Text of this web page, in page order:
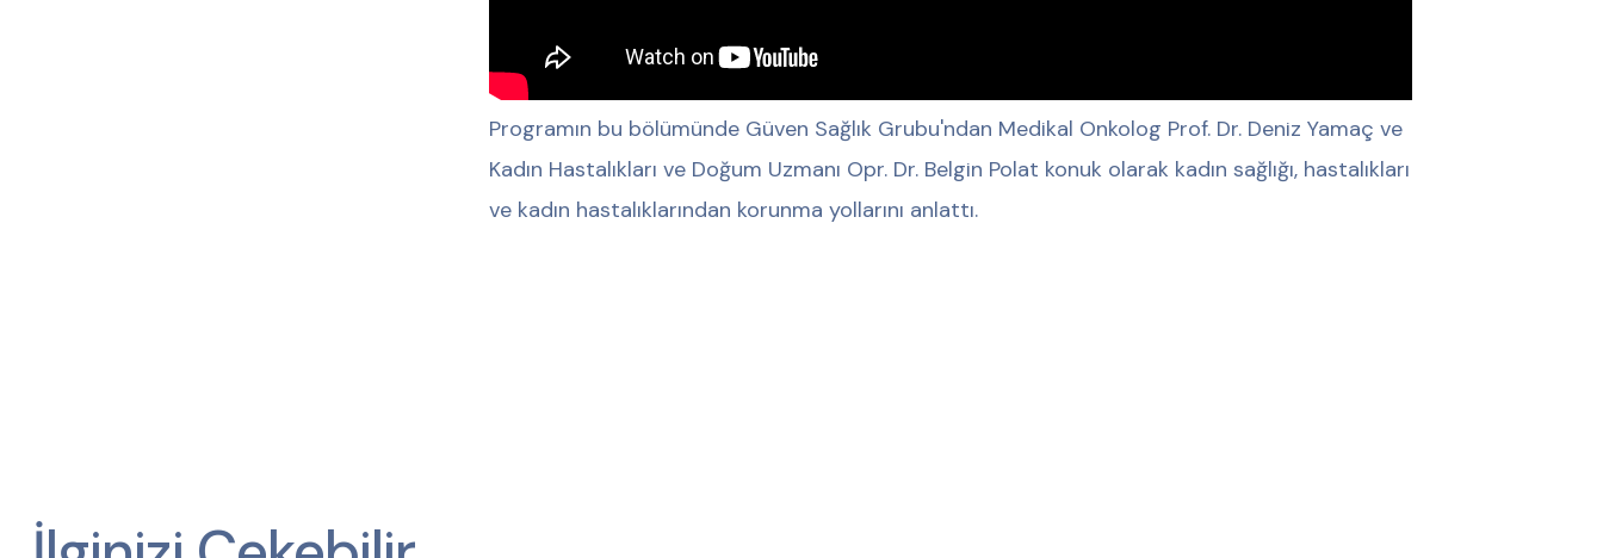
Programın bu bölümünde Güven Sağlık Grubu'ndan Medikal Onkolog Prof. Dr. Deniz Yamaç ve
Kadın Hastalıkları ve Doğum Uzmanı Opr. Dr. Belgin Polat konuk olarak kadın sağlığı, hastalıkları
ve kadın hastalıklarından korunma yollarını anlattı.